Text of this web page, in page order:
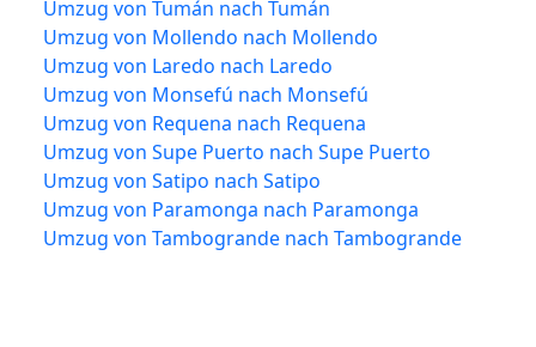
Umzug von Tumán nach Tumán
Umzug von Mollendo nach Mollendo
Umzug von Laredo nach Laredo
Umzug von Monsefú nach Monsefú
Umzug von Requena nach Requena
Umzug von Supe Puerto nach Supe Puerto
Umzug von Satipo nach Satipo
Umzug von Paramonga nach Paramonga
Umzug von Tambogrande nach Tambogrande